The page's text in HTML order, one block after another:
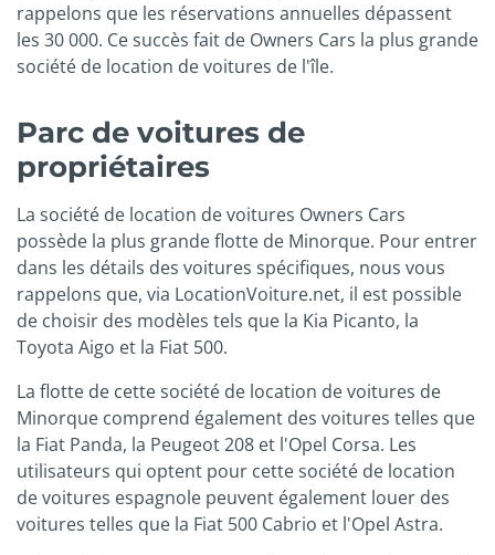
rappelons que les réservations annuelles dépassent
les 30 000. Ce succès fait de Owners Cars la plus grande
société de location de voitures de l'île.
Parc de voitures de
propriétaires
La société de location de voitures Owners Cars
possède la plus grande flotte de Minorque. Pour entrer
dans les détails des voitures spécifiques, nous vous
rappelons que, via LocationVoiture.net, il est possible
de choisir des modèles tels que la Kia Picanto, la
Toyota Aigo et la Fiat 500.
La flotte de cette société de location de voitures de
Minorque comprend également des voitures telles que
la Fiat Panda, la Peugeot 208 et l'Opel Corsa. Les
utilisateurs qui optent pour cette société de location
de voitures espagnole peuvent également louer des
voitures telles que la Fiat 500 Cabrio et l'Opel Astra.